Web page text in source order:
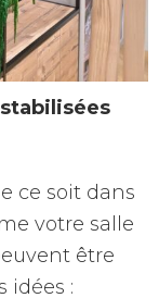
ce soit dans
votre salle
être
idées :